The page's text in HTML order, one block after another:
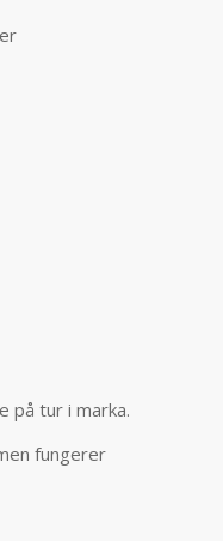
på tur i marka.
fungerer